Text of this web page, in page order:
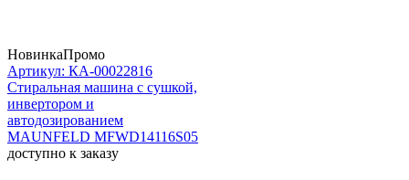
НовинкаПромо
Артикул: КА-00022816
Стиральная машина c сушкой,
инвертором и
автодозированием
MAUNFELD MFWD14116S05
доступно к заказу